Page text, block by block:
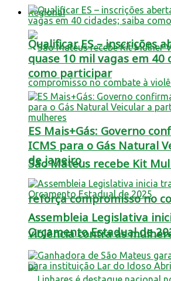
Regional
São Mateus recebe Kit
reforça compromisso no
violência contra as
Qualificar ES – inscrições
quase 10 mil vagas em 40
como participar
ES Mais+Gás: Governo
ICMS para o Gás Natural
de janeiro
Assembleia Legislativa
Orçamento Estadual de